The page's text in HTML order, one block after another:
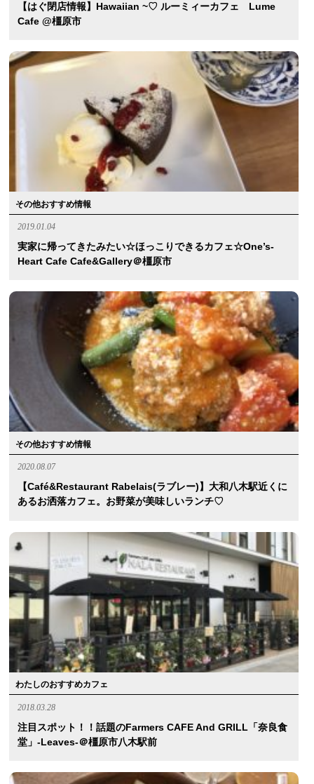
【はぐ閉店情報】Hawaiian ~♡ ルーミィーカフェ Lume
Cafe @橿原市
その他おすすめ情報
2019.01.04
実家に帰ってきたみたい☆ほっこりできるカフェ☆One’s-
Heart Cafe Cafe&Gallery＠橿原市
その他おすすめ情報
2020.08.07
【Café&Restaurant Rabelais(ラブレー)】大和八木駅近くに
あるお洒落カフェ。お野菜が美味しいランチ♡
わたしのおすすめカフェ
2018.03.28
注目スポット！！話題のFarmers CAFE And GRILL「奈良食
堂」‐leaves‐＠橿原市八木駅前